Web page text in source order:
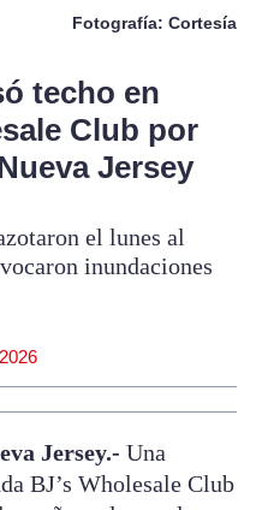
Fotografía: Cortesía
techo en
Club por
Jersey
el lunes al
inundaciones
Jersey.- Una
BJ’s Wholesale Club